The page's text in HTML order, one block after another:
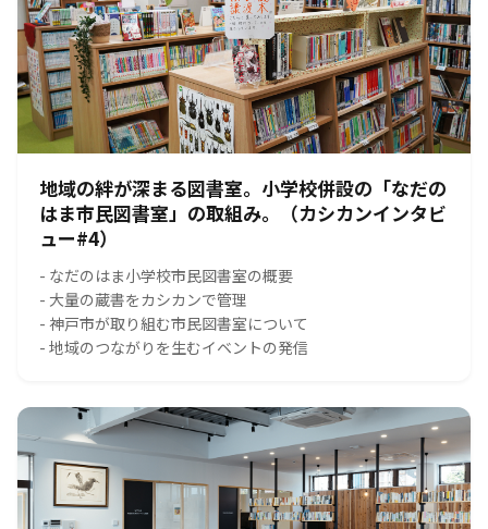
地域の絆が深まる図書室。小学校併設の「なだの
はま市民図書室」の取組み。（カシカンインタビ
ュー#4）
- なだのはま小学校市民図書室の概要
- 大量の蔵書をカシカンで管理
- 神戸市が取り組む市民図書室について
- 地域のつながりを生むイベントの発信